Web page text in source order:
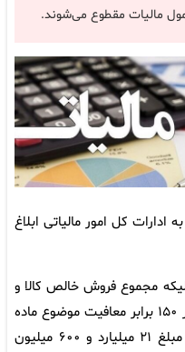
به ادارات کل امور مالیاتی ابلاغ
مجموع فروش خالص کالا و
ارائه خدمات آنها در سال ١٤٠٣ حداکثر ۱۵۰ برابر معافیت موضوع ماده
٨٤ قانون مالیات‌های مستقیم معادل مبلغ ۲۱ میلیارد و ۶۰۰ میلیون